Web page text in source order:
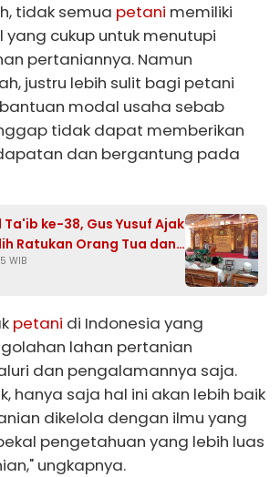
tidak semua petani memiliki
cukup untuk menutupi
pertaniannya. Namun
justru lebih sulit bagi petani
modal usaha sebab
tidak dapat memberikan
dan bergantung pada
Ta'ib ke-38, Gus Yusuf Ajak
Ratukan Orang Tua dan
WIB
petani di Indonesia yang
lahan pertanian
dan pengalamannya saja.
hanya saja hal ini akan lebih baik
dikelola dengan ilmu yang
pengetahuan yang lebih luas
ungkapnya.